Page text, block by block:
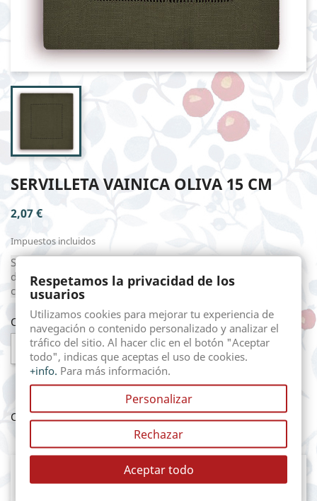
SERVILLETA VAINICA OLIVA 15 CM
2,07 €
Impuestos incluidos
Servilleta de aperitivo en 60% lino 20% viscosa con vainicas
dobles hechas a mano. La medida aproximada de 15 X 15
cm.
Cantidad
 AÑADIR AL CARRITO
Compartir
Mediante pasarela de pago segura del
Respetamos la privacidad de los
usuarios
Utilizamos cookies para mejorar tu experiencia de
navegación o contenido personalizado y analizar el
tráfico del sitio. Al hacer clic en el botón "Aceptar
todo", indicas que aceptas el uso de cookies.
+info. Para más información.
Personalizar
Rechazar
Aceptar todo